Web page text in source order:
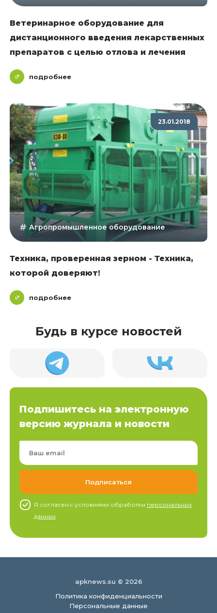
Ветеринарное оборудование для
дистанционного введения лекарственных
препаратов с целью отлова и лечения
подробнее
23.01.2018
Агропромышленное оборудование
Техника, проверенная зерном - Техника,
которой доверяют!
подробнее
Будь в курсе новостей
Подпишитесь на электронную
версию журнала и новости
Я согласен c условиями обработки персональных
данных
apknews.su © 2026
Политика конфиденциальности
Персональные данные